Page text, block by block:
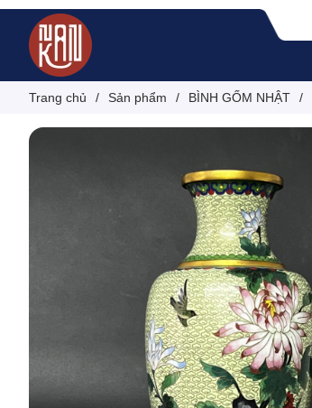
Trang chủ / Sản phẩm / BÌNH GỐM NHẬT /